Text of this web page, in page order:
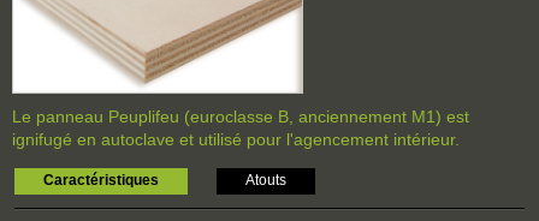
Le panneau Peuplifeu (euroclasse B, anciennement M1) est
ignifugé en autoclave et utilisé pour l'agencement intérieur.
Caractéristiques Atouts